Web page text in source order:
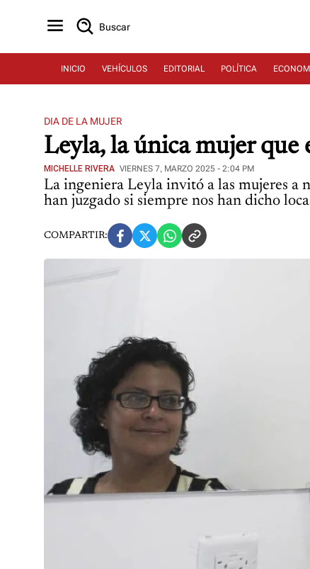
Buscar
INICIO VEHÍCULOS EDITORIAL POLÍTICA
DIA DE LA MUJER
Leyla, la única mujer que
MICHELLE RIVERA VIERNES 7, MARZO 2025 - 2:04 PM
La ingeniera Leyla invitó a las mujeres a
han juzgado si siempre nos han dicho
COMPARTIR: